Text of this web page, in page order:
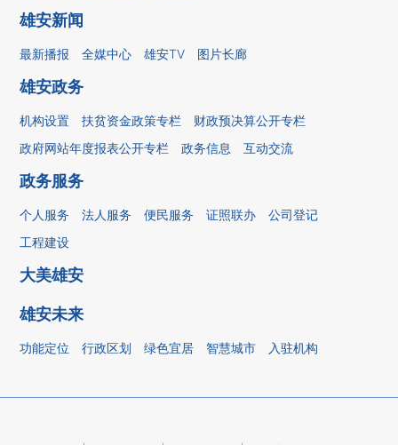
雄安新闻
最新播报 全媒中心 雄安TV 图片长廊
雄安政务
机构设置 扶贫资金政策专栏
财政预决算公开专栏
政府网站年度报表公开专栏
政务信息 互动交流
政务服务
个人服务 法人服务 便民服务 证照联办
公司登记
工程建设
大美雄安
雄安未来
功能定位 行政区划 绿色宜居 智慧城市 入驻机构